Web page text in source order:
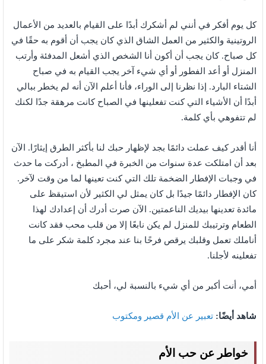
كل يوم أفكر في أنني لم أشكرك أبدًا على القيام بالعديد من الأعمال
الروتينية والكثير من العمل الشاق الذي كان يجب أن أقوم به حقًا في
كل صباح. كان يجب أن أكون أنا الشخص الذي أشعل المدفئة وأرتب
المنزل أو أعد الفطور أو أي شيء آخر يجب القيام به في صباح
الشتاء البارد. إذا نظرنا إلى الوراء، فأنا أعلم الآن أنه لم يخطر ببالي
أبدًا أن الأشياء التي كنت تفعلينها في الصباح كانت مرهقة جدًا لكنك
لم تتفوهي بأي كلمة.
أنا أقدر كيف عملت دائمًا بجد لإظهار حبك لنا بأكثر الطرق إيثارًا. الآن
بعد أن امتلكت عدة سنوات من الخبرة في المطبخ ، أدركت ما حدث
في وجبات الإفطار الضخمة تلك التي كنت تعينها لما من وقت لآخر.
كان الإفطار دائمًا جيدًا بل كان يمثل لي الكثير لأن استيقظ على
مائدة تعدينها بيديك الناعمتين. الآن صرت أدرك أن إعدادك لهذا
الطعام وترتيبك للمنزل لم يكن نابعًا إلا من قلب محب فقد كانت
أناملك تعمل وقلبك يرقص فرحًا بنا عند مجرد كلمة شكر على ما
تفعلينه لأجلنا.
أمي، أنت أكبر من أي شيء بالنسبة لي، أحبك
شاهد أيضًا: تعبير عن الأم قصير ومكتوب
خواطر عن حب الأم